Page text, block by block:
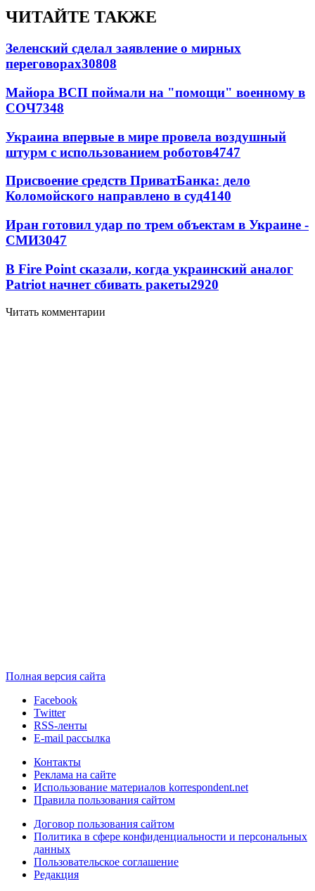
ЧИТАЙТЕ ТАКЖЕ
Зеленский сделал заявление о мирных
переговорах30808
Майора ВСП поймали на "помощи" военному в
СОЧ7348
Украина впервые в мире провела воздушный
штурм с использованием роботов4747
Присвоение средств ПриватБанка: дело
Коломойского направлено в суд4140
Иран готовил удар по трем объектам в Украине -
СМИ3047
В Fire Point сказали, когда украинский аналог
Patriot начнет сбивать ракеты2920
Читать комментарии
Полная версия сайта
Facebook
Twitter
RSS-ленты
E-mail рассылка
Контакты
Реклама на сайте
Использование материалов korrespondent.net
Правила пользования сайтом
Договор пользования сайтом
Политика в сфере конфиденциальности и персональных
данных
Пользовательское соглашение
Редакция